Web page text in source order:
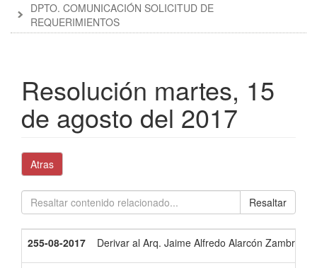
DPTO. COMUNICACIÓN SOLICITUD DE
REQUERIMIENTOS
Resolución martes, 15
de agosto del 2017
Atras
Resaltar
255-08-2017 Derivar al Arq. Jaime Alfredo Alarcón